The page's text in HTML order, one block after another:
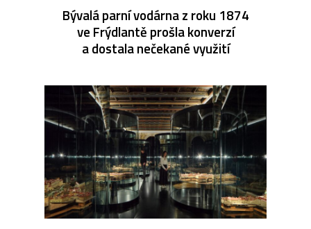
Bývalá parní vodárna z roku 1874
ve Frýdlantě prošla konverzí
a dostala nečekané využití